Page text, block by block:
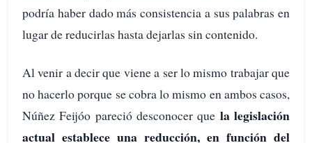
podría haber dado más consistencia a sus palabras en
lugar de reducirlas hasta dejarlas sin contenido.
Al venir a decir que viene a ser lo mismo trabajar que
no hacerlo porque se cobra lo mismo en ambos casos,
Núñez Feijóo pareció desconocer que la legislación
actual establece una reducción, en función del